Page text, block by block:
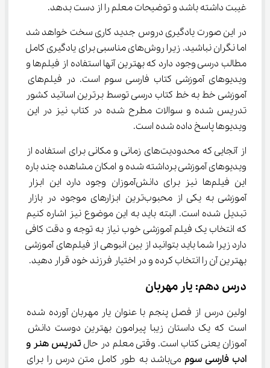
غیبت داشته باشد و توضیحات معلم را از دست بدهد.
در این صورت یادگیری دروس جدید کاری سخت خواهد شد
اما نگران نباشید. زیرا روش‌های مناسبی برای یادگیری کامل
مطالب درسی وجود دارد که بهترین آنها استفاده از فیلم‌ها و
ویدیوهای آموزشی کتاب فارسی سوم است. در فیلم‌های
آموزشی خط به خط کتاب درسی توسط برترین اساتید کشور
تدریس شده و سوالات مطرح شده در کتاب نیز در این
ویدیوها پاسخ داده شده است.
از آنجایی که محدودیت‌های زمانی و مکانی برای استفاده از
ویدیوهای آموزشی برداشته شده و امکان مشاهده چند باره
این فیلم‌ها نیز برای دانش‌آموزان وجود دارد این ابزار
آموزشی به یکی از محبوب‌ترین ابزارهای موجود در بازار
تبدیل شده است. البته باید به این موضوع نیز اشاره کنیم
که انتخاب یک فیلم آموزشی خوب نیاز به توجه و دقت کافی
دارد زیرا شما باید بتوانید از بین انبوهی از فیلم‌های آموزشی
بهترین آن را انتخاب کرده و در اختیار فرزند خود قرار دهید.
درس دهم: یار مهربان
اولین درس از فصل پنجم با عنوان یار مهربان آورده شده
است که یک داستان زیبا پیرامون بهترین دوست دانش
آموزان یعنی کتاب است. وقتی معلم در حال تدریس هنر و
ادب فارسی سوم
می‌باشد به طور کامل متن درس را برای